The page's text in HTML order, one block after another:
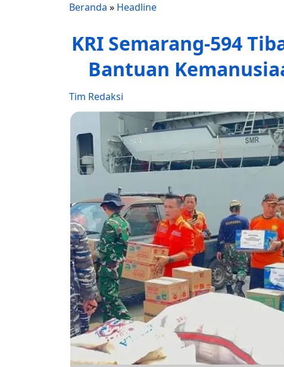
Beranda » Headline
KRI Semarang-594
Bantuan
Tim Redaksi